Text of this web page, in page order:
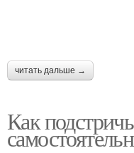
читать дальше →
Как